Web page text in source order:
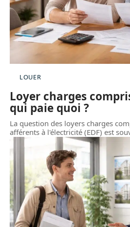
LOUER
Loyer charges
qui paie quoi ?
La question des loyers charges
afférents à l'électricité (EDF) est